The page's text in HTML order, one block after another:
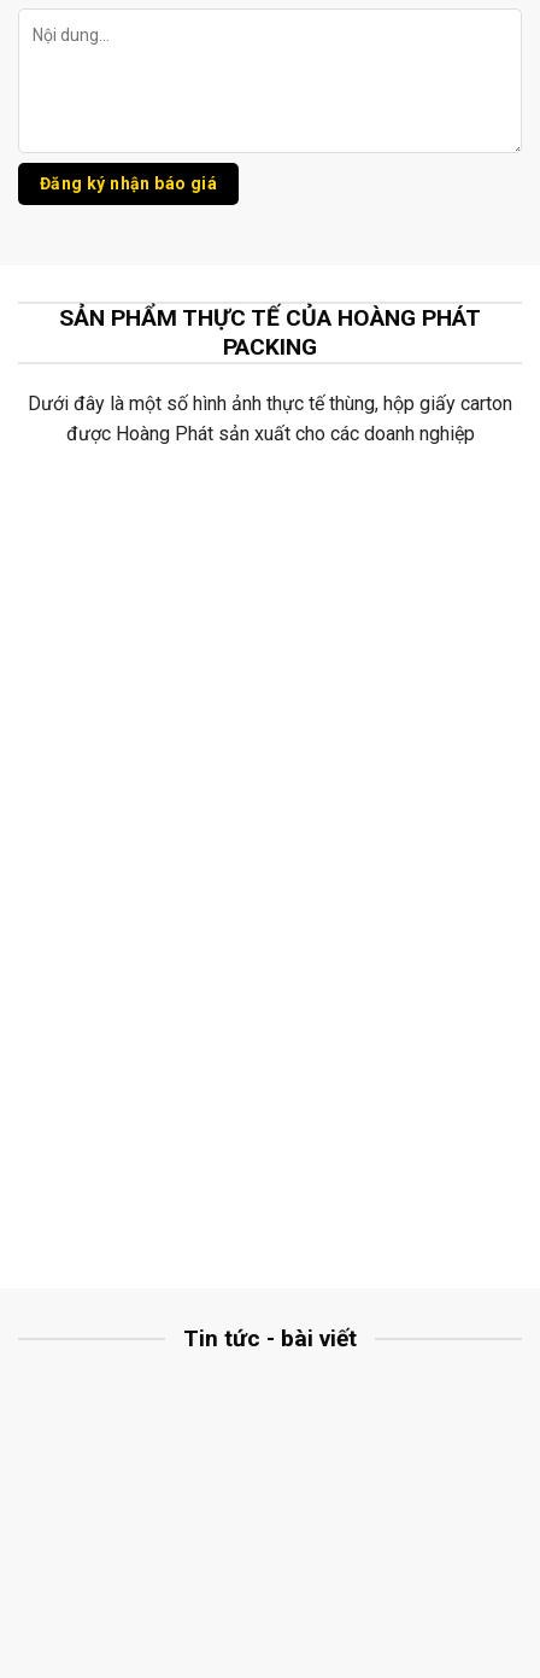
SẢN PHẨM THỰC TẾ CỦA HOÀNG PHÁT
PACKING
Dưới đây là một số hình ảnh thực tế thùng, hộp giấy carton
được Hoàng Phát sản xuất cho các doanh nghiệp
Tin tức - bài viết